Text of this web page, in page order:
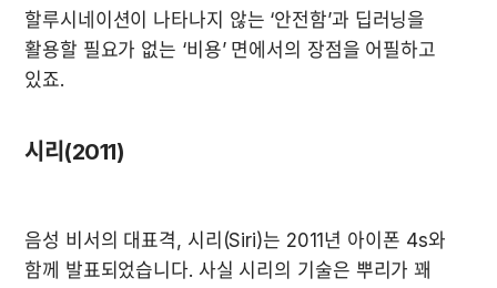
할루시네이션이 나타나지 않는 ‘안전함’과 딥러닝을
활용할 필요가 없는 ‘비용’ 면에서의 장점을 어필하고
있죠.
시리(2011)
음성 비서의 대표격, 시리(Siri)는 2011년 아이폰 4s와
함께 발표되었습니다. 사실 시리의 기술은 뿌리가 꽤